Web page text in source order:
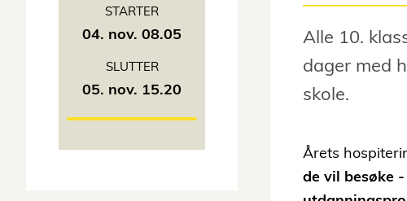
STARTER
04. nov. 08.05
SLUTTER
05. nov. 15.20
Alle 10.
dager med
skole.
Årets
de vil besøke